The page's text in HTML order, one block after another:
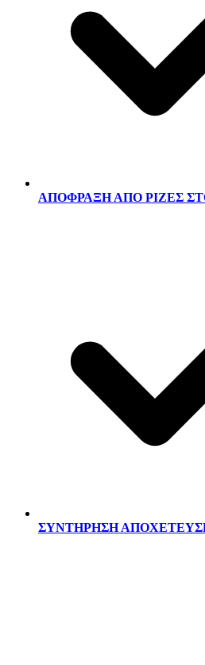
ΑΠΟΦΡΑΞΗ ΑΠΟ ΡΙΖΕΣ
ΣΥΝΤΗΡΗΣΗ